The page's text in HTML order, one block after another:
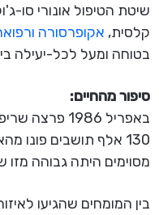
שיטת הטיפול אונורי סו-
קלסית, אקופרסורה
בטוחה ומעל לכל-יעילה
סיפור מהחיים:
באפריל
מסוימים היתה גבוהה
בין המומחים שהגיעו